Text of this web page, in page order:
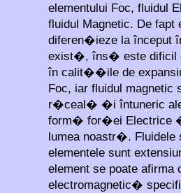
elementului Foc, fluidul
fluidul Magnetic. De
diferen�ieze la început
exist�, îns� este dificil
în calit��ile de
Foc, iar fluidul
r�ceal� �i întuneric
form� for�ei Electrice
lumea noastr�.
elementele sunt
element se poate
electromagnetic�